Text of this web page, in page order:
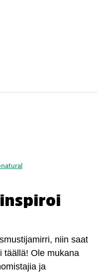
niin saat
täällä! Ole mukana
ja